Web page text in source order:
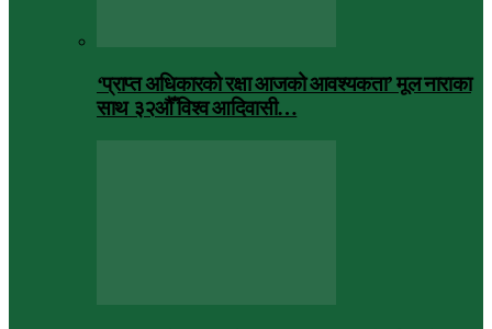
‘प्राप्त अधिकारको रक्षा आजको आवश्यकता’ मूल नाराका
साथ ३२औँ विश्व आदिवासी…